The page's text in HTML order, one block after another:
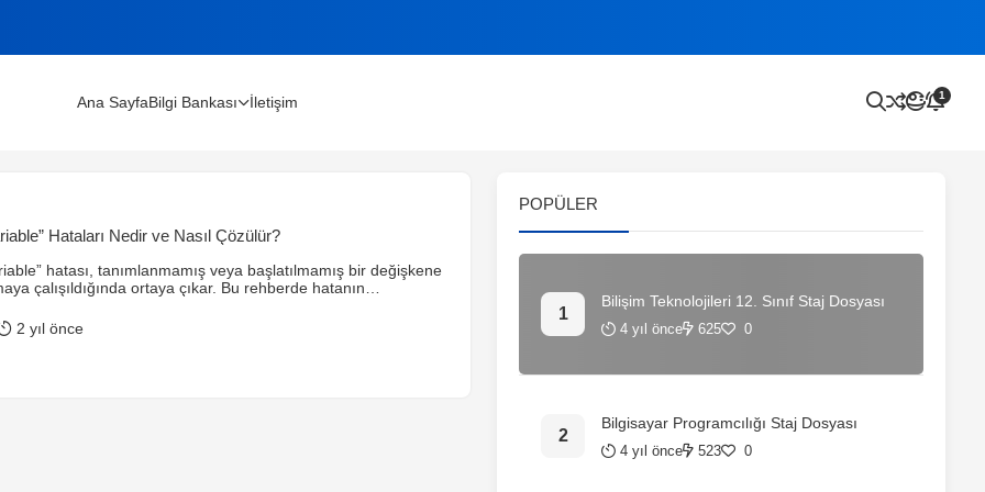
Rehberi (2026)
Ana SayfaBilgi Bankası İletişim 1
Hataları Nedir ve Nasıl Çözülür?
hatası, tanımlanmamış veya başlatılmamış bir değişkene
çalışıldığında ortaya çıkar. Bu rehberde hatanın
ipuçlarını uygulayarak hataları kolayca önleyebilirsiniz!
2 yıl önce
POPÜLER
Bilişim Teknolojileri 12. Sınıf Staj Dosyası
4 yıl önce 625 0
Bilgisayar Programcılığı Staj Dosyası
4 yıl önce 523 0